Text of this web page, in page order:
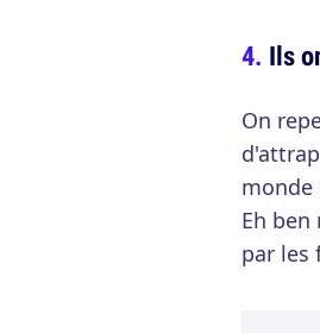
Ils
On
monde
Eh
par les